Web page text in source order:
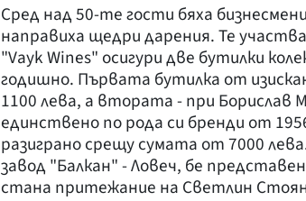
Сред над 50-те гости бяха
направиха щедри дарения. Те
"Vayk Wines" осигури две бутилки
годишно. Първата бутилка от
1100 лева, а втората - при Борислав
единствено по рода си бренди от
разиграно срещу сумата от 7000
завод "Балкан" - Ловеч, бе
стана притежание на Светлин